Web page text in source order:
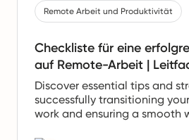
Remote Arbeit und Produktivität
Checkliste für eine
auf Remote-Arbeit |
Discover essential tips and
successfully transitioning
work and ensuring a smooth